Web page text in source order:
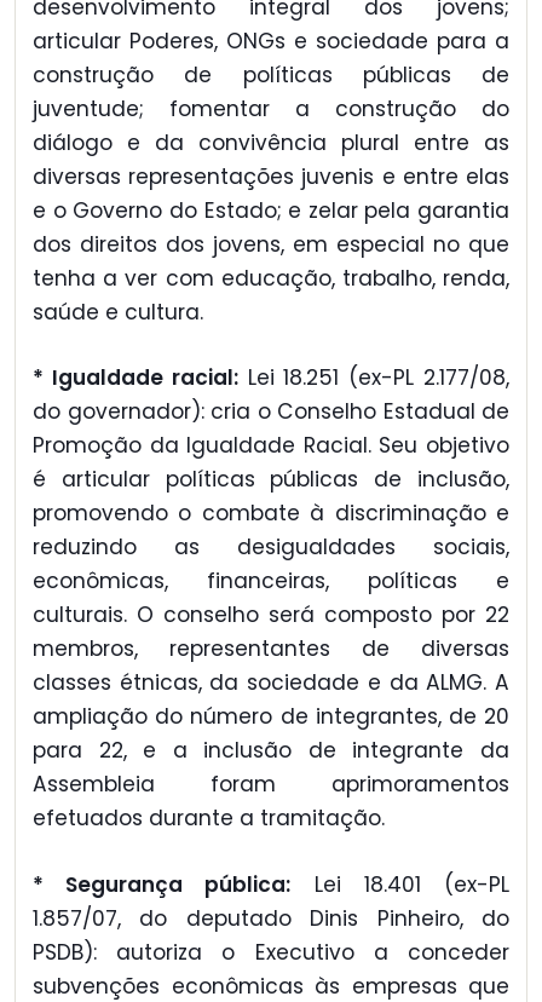
desenvolvimento integral dos jovens;
articular Poderes, ONGs e sociedade para a
construção de políticas públicas de
juventude; fomentar a construção do
diálogo e da convivência plural entre as
diversas representações juvenis e entre elas
e o Governo do Estado; e zelar pela garantia
dos direitos dos jovens, em especial no que
tenha a ver com educação, trabalho, renda,
saúde e cultura.
* Igualdade racial:Lei 18.251 (ex-PL 2.177/08,
do governador): cria o Conselho Estadual de
Promoção da Igualdade Racial. Seu objetivo
é articular políticas públicas de inclusão,
promovendo o combate à discriminação e
reduzindo as desigualdades sociais,
econômicas, financeiras, políticas e
culturais. O conselho será composto por 22
membros, representantes de diversas
classes étnicas, da sociedade e da ALMG. A
ampliação do número de integrantes, de 20
para 22, e a inclusão de integrante da
Assembleia foram aprimoramentos
efetuados durante a tramitação.
* Segurança pública: Lei 18.401 (ex-PL
1.857/07, do deputado Dinis Pinheiro, do
PSDB): autoriza o Executivo a conceder
subvenções econômicas às empresas que